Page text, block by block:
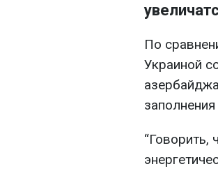
По
Украиной
“Говорить,